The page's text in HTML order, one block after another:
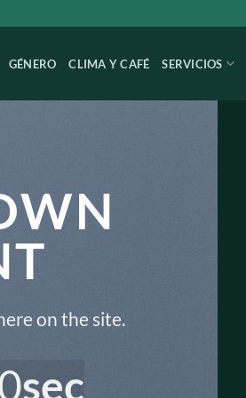
GÉNERO CLIMA Y CAFÉ SERVICIOS
on the site.
sec